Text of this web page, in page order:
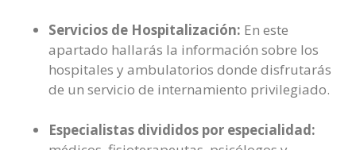
Servicios de Hospitalización: En este
apartado hallarás la información sobre los
hospitales y ambulatorios donde disfrutarás
de un servicio de internamiento privilegiado.
Especialistas divididos por especialidad: